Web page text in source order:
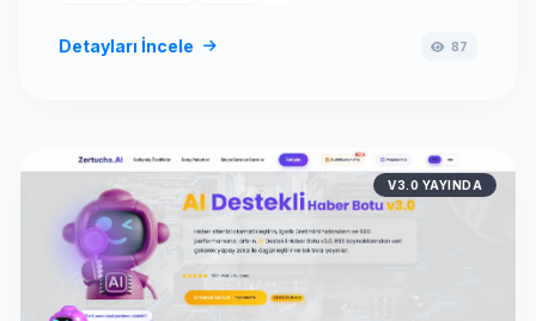
Detayları İncele 87
V3.0 YAYINDA